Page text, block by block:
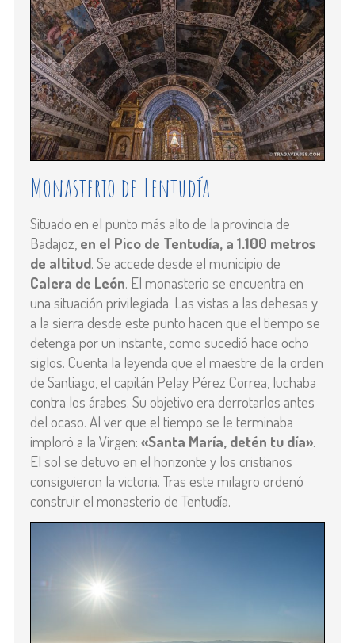
Monasterio de Tentudía
Situado en el punto más alto de la provincia de
Badajoz, en el Pico de Tentudía, a 1.100 metros
de altitud. Se accede desde el municipio de
Calera de León. El monasterio se encuentra en
una situación privilegiada. Las vistas a las dehesas y
a la sierra desde este punto hacen que el tiempo se
detenga por un instante, como sucedió hace ocho
siglos. Cuenta la leyenda que el maestre de la orden
de Santiago, el capitán Pelay Pérez Correa, luchaba
contra los árabes. Su objetivo era derrotarlos antes
del ocaso. Al ver que el tiempo se le terminaba
imploró a la Virgen: «Santa María, detén tu día».
El sol se detuvo en el horizonte y los cristianos
consiguieron la victoria. Tras este milagro ordenó
construir el monasterio de Tentudía.